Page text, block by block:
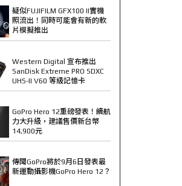
疑似FUJIFILM GFX100 II實機
照流出！同時可能會有新的軟
片模擬推出
Western Digital 宣布推出
SanDisk Extreme PRO SDXC
UHS-II V60 等級記憶卡
GoPro Hero 12重磅發表！續航
力大升級，建議售價新台幣
14,900元
傳聞GoPro將於9月6日發表最
新運動攝影機GoPro Hero 12？